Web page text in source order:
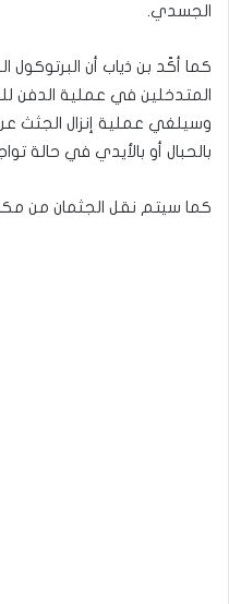
الجسدي.
كما أكّد بن ذياب أن البرتوكول
المتدخلين في عملية الدفن
وسيلغي عملية إنزال الجثث عن
بالحبال أو بالأيدي في حالة
كما سيتم نقل الجثمان من